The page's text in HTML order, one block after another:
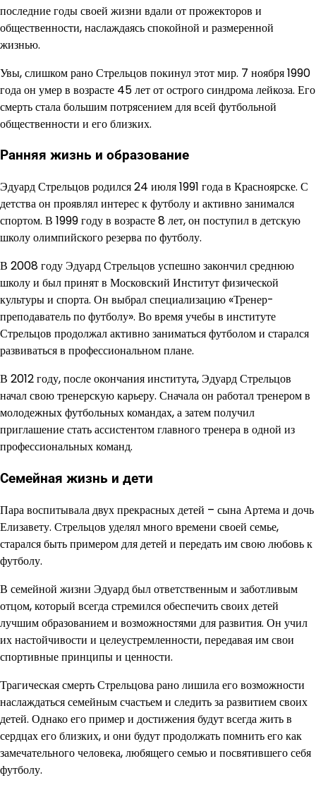
последние годы своей жизни вдали от прожекторов и
общественности, наслаждаясь спокойной и размеренной
жизнью.
Увы, слишком рано Стрельцов покинул этот мир. 7 ноября 1990
года он умер в возрасте 45 лет от острого синдрома лейкоза. Его
смерть стала большим потрясением для всей футбольной
общественности и его близких.
Ранняя жизнь и образование
Эдуард Стрельцов родился 24 июля 1991 года в Красноярске. С
детства он проявлял интерес к футболу и активно занимался
спортом. В 1999 году в возрасте 8 лет, он поступил в детскую
школу олимпийского резерва по футболу.
В 2008 году Эдуард Стрельцов успешно закончил среднюю
школу и был принят в Московский Институт физической
культуры и спорта. Он выбрал специализацию «Тренер-
преподаватель по футболу». Во время учебы в институте
Стрельцов продолжал активно заниматься футболом и старался
развиваться в профессиональном плане.
В 2012 году, после окончания института, Эдуард Стрельцов
начал свою тренерскую карьеру. Сначала он работал тренером в
молодежных футбольных командах, а затем получил
приглашение стать ассистентом главного тренера в одной из
профессиональных команд.
Семейная жизнь и дети
Пара воспитывала двух прекрасных детей – сына Артема и дочь
Елизавету. Стрельцов уделял много времени своей семье,
старался быть примером для детей и передать им свою любовь к
футболу.
В семейной жизни Эдуард был ответственным и заботливым
отцом, который всегда стремился обеспечить своих детей
лучшим образованием и возможностями для развития. Он учил
их настойчивости и целеустремленности, передавая им свои
спортивные принципы и ценности.
Трагическая смерть Стрельцова рано лишила его возможности
наслаждаться семейным счастьем и следить за развитием своих
детей. Однако его пример и достижения будут всегда жить в
сердцах его близких, и они будут продолжать помнить его как
замечательного человека, любящего семью и посвятившего себя
футболу.